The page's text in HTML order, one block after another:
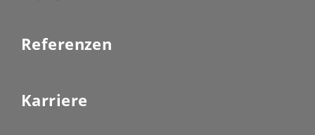
Referenzen
Karriere